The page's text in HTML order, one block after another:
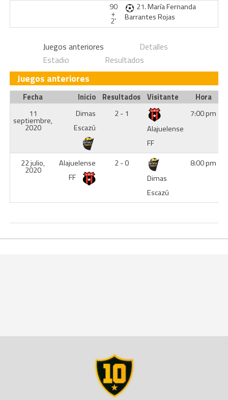
90
+
2'
21.María Fernanda
Barrantes Rojas
Juegos anteriores
Detalles
Estadio
Resultados
Juegos anteriores
Fecha Inicio Resultados Visitante
Hora
11
septiembre,
2020
Dimas
Escazú
2 - 1
Alajuelense
FF
7:00 pm
22 julio,
2020
Alajuelense
FF
2 - 0
Dimas
Escazú
8:00 pm